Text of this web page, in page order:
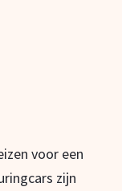
voor een
zijn